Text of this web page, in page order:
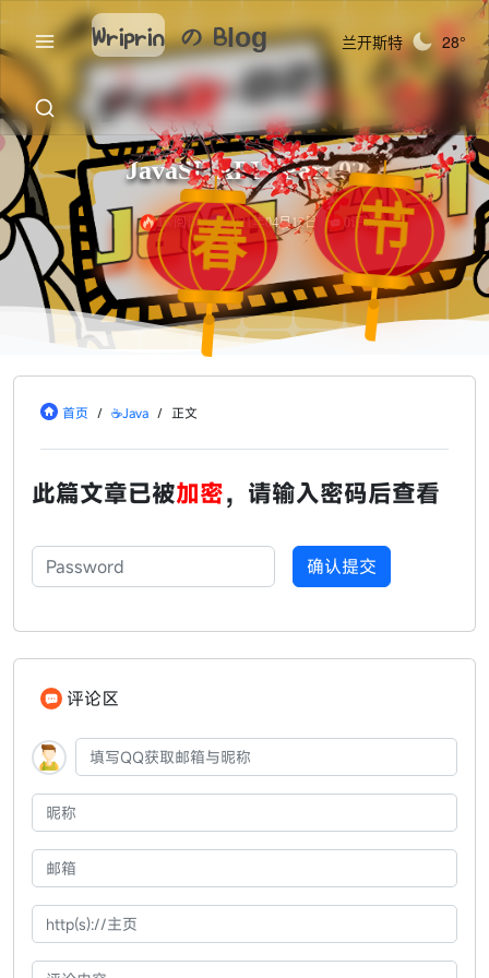
Wriprin の Blog 兰开斯特 28°
JavaSE API - Part 02
1w阅读 2021年04月13日 0评论
首页 / ☕Java / 正文
此篇文章已被加密，请输入密码后查看
密码 确认提交
评论区
节
春